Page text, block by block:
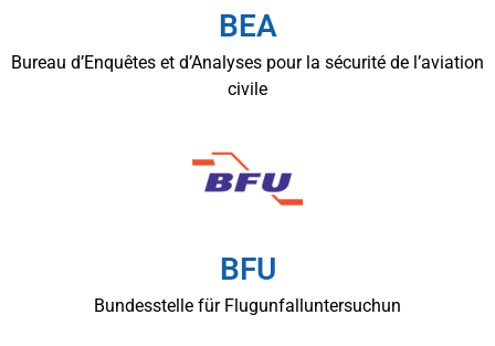
BEA
Bureau d’Enquêtes et d’Analyses pour la sécurité de l’aviation
civile
BFU
Bundesstelle für Flugunfalluntersuchun